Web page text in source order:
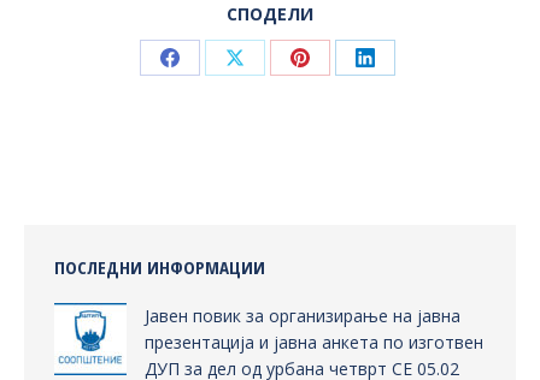
СПОДЕЛИ
Share Share Share Share
ПОСЛЕДНИ ИНФОРМАЦИИ
Јавен повик за организирање на јавна
презентација и јавна анкета по изготвен
ДУП за дел од урбана четврт СЕ 05.02